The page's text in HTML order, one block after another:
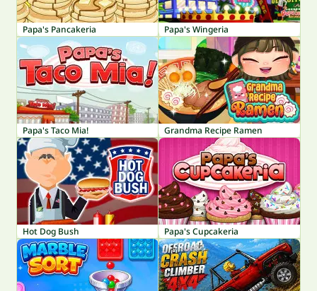
Papa's Pancakeria Papa's Wingeria
Papa's Taco Mia! Grandma Recipe Ramen
Hot Dog Bush Papa's Cupcakeria